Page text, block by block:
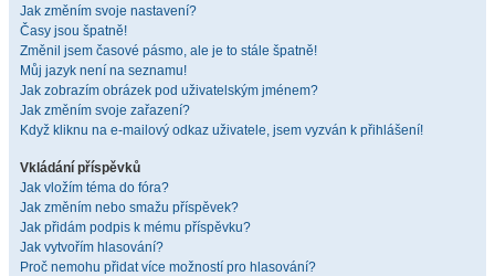
Jak změním svoje nastavení?
Časy jsou špatně!
Změnil jsem časové pásmo, ale je to stále špatně!
Můj jazyk není na seznamu!
Jak zobrazím obrázek pod uživatelským jménem?
Jak změním svoje zařazení?
Když kliknu na e-mailový odkaz uživatele, jsem vyzván k přihlášení!
Vkládání příspěvků
Jak vložím téma do fóra?
Jak změním nebo smažu příspěvek?
Jak přidám podpis k mému příspěvku?
Jak vytvořím hlasování?
Proč nemohu přidat více možností pro hlasování?